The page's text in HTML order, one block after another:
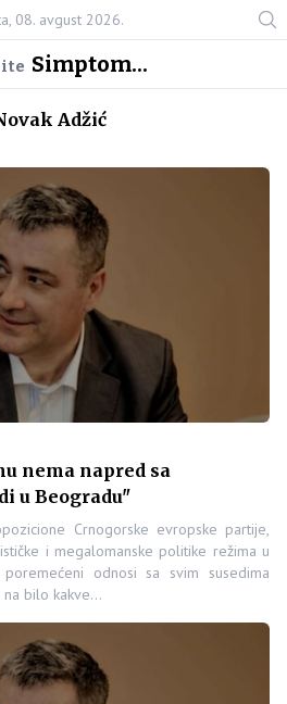
08. avgust 2026.
Simptom...
Adžić
nema napred sa
u Beogradu"
Crnogorske evropske partije,
i megalomanske politike režima u
odnosi sa svim susedima
na bilo kakve…